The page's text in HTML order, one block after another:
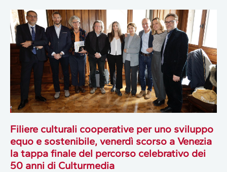
Filiere culturali cooperative per uno sviluppo
equo e sostenibile, venerdì scorso a Venezia
la tappa finale del percorso celebrativo dei
50 anni di Culturmedia